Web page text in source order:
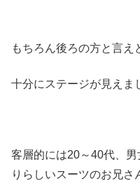
もちろん後ろの方と言え
十分にステージが見えま
客層的には20～40代、
りらしいスーツのお兄さ